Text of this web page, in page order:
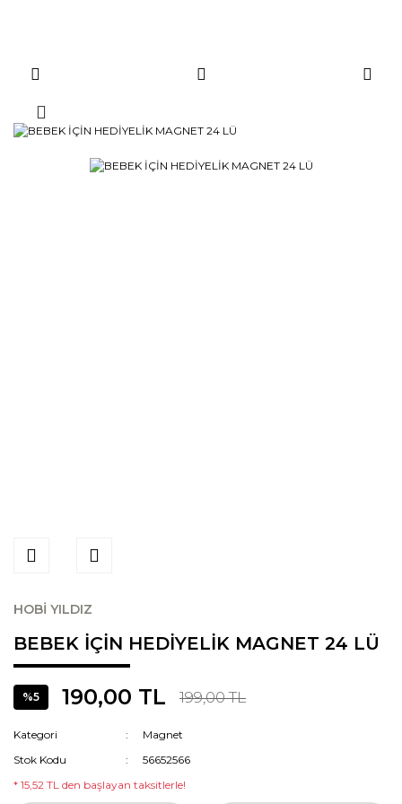
HOBİ YILDIZ
BEBEK İÇİN HEDİYELİK MAGNET 24 LÜ
%5 190,00 TL 199,00 TL
Kategori
Magnet
Stok Kodu
56652566
* 15,52 TL den başlayan taksitlerle!